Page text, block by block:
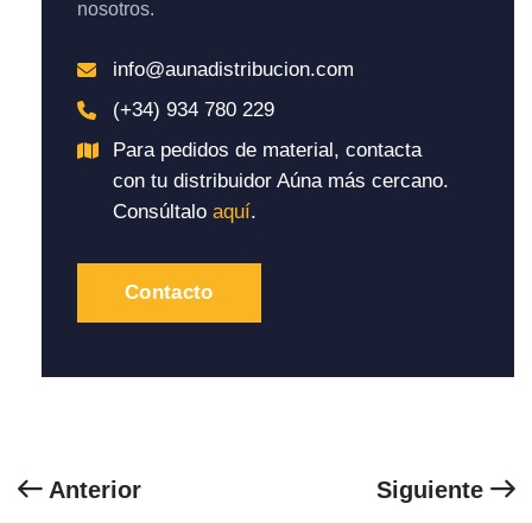
nosotros.
info@aunadistribucion.com
(+34) 934 780 229
Para pedidos de material, contacta
con tu distribuidor Aúna más cercano.
Consúltalo aquí.
Contacto
Anterior Siguiente